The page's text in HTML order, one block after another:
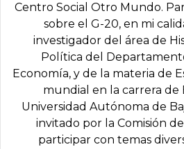
Centro Social Otro Mundo.
sobre el G-20, en mi
investigador del área de
Política del
Economía, y de la materia de
mundial en la carrera de
Universidad Autónoma de
invitado por la Comisión
participar con temas